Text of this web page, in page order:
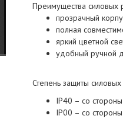
Преимущества силовых
прозрачный
полная
яркий цветной
удобный ручной
Степень защиты
IP40 – со
IP00 – со